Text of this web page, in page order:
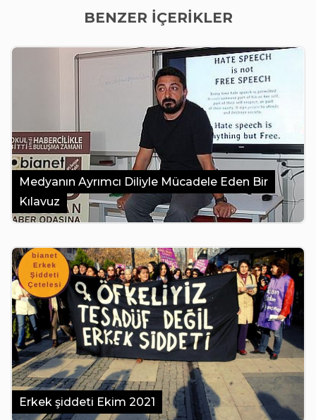
BENZER İÇERİKLER
Medyanın Ayrımcı Diliyle Mücadele Eden Bir
Kılavuz
Erkek şiddeti Ekim 2021